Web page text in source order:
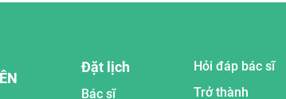
Đặt lịch
Bác sĩ
Hỏi đáp bác sĩ
Trở thành